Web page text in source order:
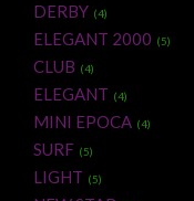
DERBY (4)
ELEGANT 2000 (5)
CLUB (4)
ELEGANT (4)
MINI EPOCA (4)
SURF (5)
LIGHT (5)